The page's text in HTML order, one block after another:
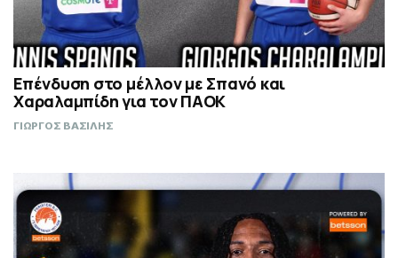
Επένδυση στο μέλλον με Σπανό και
Χαραλαμπίδη για τον ΠΑΟΚ
ΓΙΩΡΓΟΣ ΒΑΣΙΛΗΣ